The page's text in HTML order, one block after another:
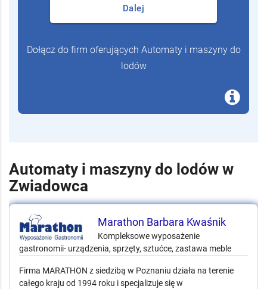
Dalej
Dołącz do firm oferujących Automaty i maszyny do
lodów
Automaty i maszyny do lodów w
Zwiadowca
Marathon Barbara Kwaśnik
Kompleksowe wyposażenie
gastronomii- urządzenia, sprzęty, sztućce, zastawa meble
Firma MARATHON z siedzibą w Poznaniu działa na terenie
całego kraju od 1994 roku i specjalizuje się w